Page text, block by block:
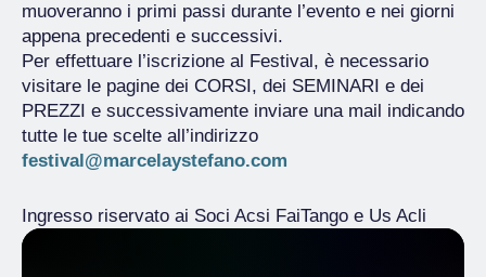
muoveranno i primi passi durante l’evento e nei giorni
appena precedenti e successivi.
Per effettuare l’iscrizione al Festival, è necessario
visitare le pagine dei CORSI, dei SEMINARI e dei
PREZZI e successivamente inviare una mail indicando
tutte le tue scelte all’indirizzo
festival@marcelaystefano.com
Ingresso riservato ai Soci Acsi FaiTango e Us Acli